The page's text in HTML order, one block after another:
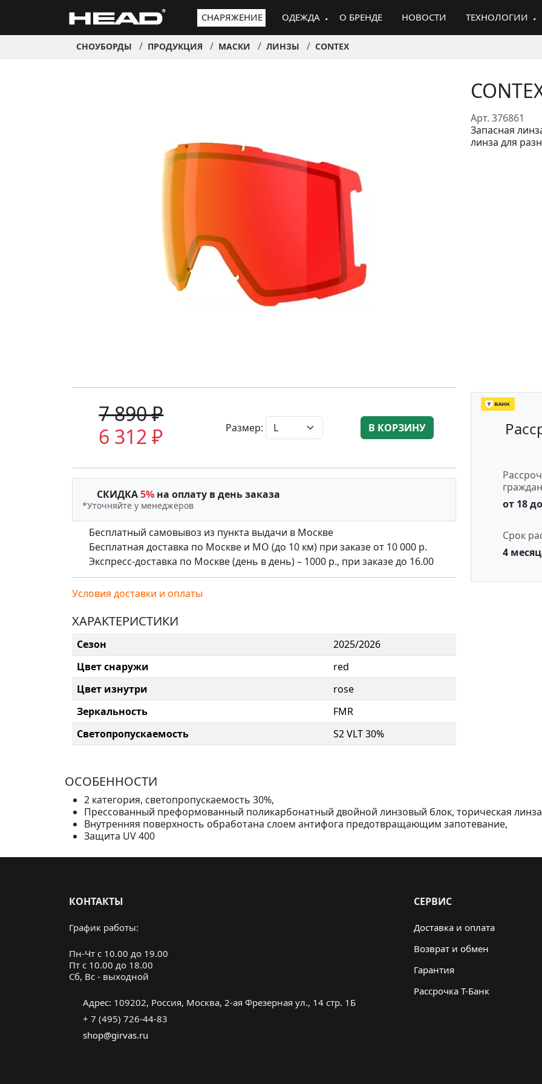
СНАРЯЖЕНИЕ ОДЕЖДА О БРЕНДЕ НОВОСТИ ТЕХНОЛОГИИ
СНОУБОРДЫ ПРОДУКЦИЯ МАСКИ ЛИНЗЫ CONTEX
Арт. 376861
Запасная
линза для
7 890 ₽
6 312 ₽
Размер: В КОРЗИНУ
СКИДКА5% на оплату в день заказа
*Уточняйте у менеджеров
Бесплатный самовывоз из пункта выдачи в Москве
Бесплатная доставка по Москве и МО (до 10 км) при заказе от 10 000 р.
Экспресс-доставка по Москве (день в день) – 1000 р., при заказе до 16.00
Условия доставки и оплаты
ХАРАКТЕРИСТИКИ
Сезон
2025/2026
Цвет снаружи
red
Цвет изнутри
rose
Зеркальность
FMR
Светопропускаемость
S2 VLT 30%
от 18
Срок
4
ОСОБЕННОСТИ
2 категория, светопропускаемость 30%,
Прессованный преформованный поликарбонатный двойной линзовый блок, торическая
Внутренняя поверхность обработана слоем антифога предотвращающим запотевание,
Защита UV 400
КОНТАКТЫ
График работы:
Пн-Чт с 10.00 до 19.00
Пт с 10.00 до 18.00
Cб, Вс - выходной
Адрес: 109202, Россия, Москва, 2-ая Фрезерная ул., 14 стр. 1Б
+ 7 (495) 726-44-83
shop@girvas.ru
СЕРВИС
Доставка и оплата
Возврат и обмен
Гарантия
Рассрочка Т-Банк